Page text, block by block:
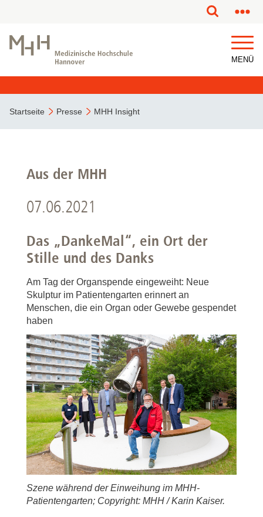
MENÜ
Startseite Presse MHH Insight
Aus der MHH
07.06.2021
Das „DankeMal“, ein Ort der
Stille und des Danks
Am Tag der Organspende eingeweiht: Neue
Skulptur im Patientengarten erinnert an
Menschen, die ein Organ oder Gewebe gespendet
haben
Szene während der Einweihung im MHH-
Patientengarten; Copyright: MHH / Karin Kaiser.